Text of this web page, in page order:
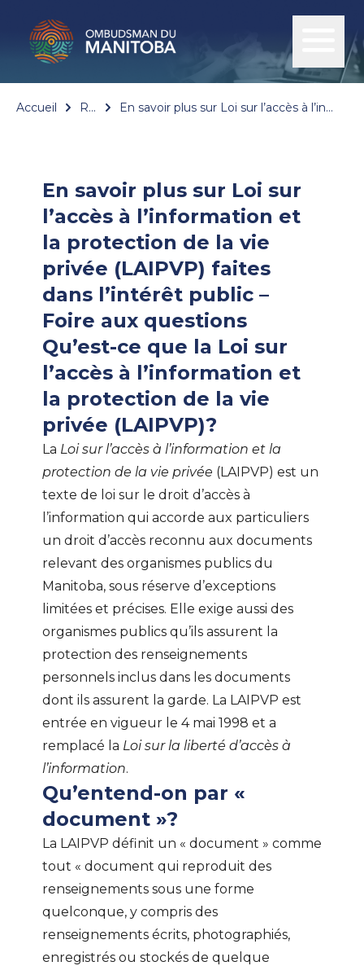
Accueil Resources En savoir plus sur Loi sur l’accès à l’information et la protection de la vie privée (LAIPVP) faites dans l’intérêt public – Foire aux questions
En savoir plus sur Loi sur
l’accès à l’information et
la protection de la vie
privée (LAIPVP) faites
dans l’intérêt public –
Foire aux questions
Qu’est-ce que la Loi sur
l’accès à l’information et
la protection de la vie
privée (LAIPVP)?
La Loi sur l’accès à l’information et la
protection de la vie privée (LAIPVP) est un
texte de loi sur le droit d’accès à
l’information qui accorde aux particuliers
un droit d’accès reconnu aux documents
relevant des organismes publics du
Manitoba, sous réserve d’exceptions
limitées et précises. Elle exige aussi des
organismes publics qu’ils assurent la
protection des renseignements
personnels inclus dans les documents
dont ils assurent la garde. La LAIPVP est
entrée en vigueur le 4 mai 1998 et a
remplacé la Loi sur la liberté d’accès à
l’information.
Qu’entend-on par «
document »?
La LAIPVP définit un « document » comme
tout « document qui reproduit des
renseignements sous une forme
quelconque, y compris des
renseignements écrits, photographiés,
enregistrés ou stockés de quelque